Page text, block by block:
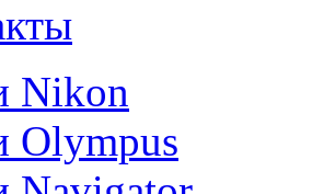
Nikon
Olympus